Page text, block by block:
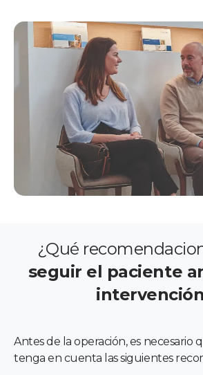
¿Qué
seguir el paciente
Antes de la operación, es necesario
tenga en cuenta las siguientes